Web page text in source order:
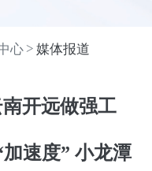
心 > 媒体报道
开远做强工
速度” 小龙潭